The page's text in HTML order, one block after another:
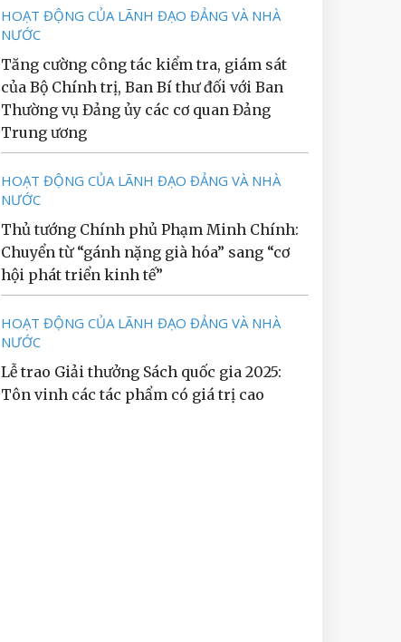
HOẠT ĐỘNG CỦA LÃNH ĐẠO ĐẢNG VÀ NHÀ
NƯỚC
Tăng cường công tác kiểm tra, giám sát
của Bộ Chính trị, Ban Bí thư đối với Ban
Thường vụ Đảng ủy các cơ quan Đảng
Trung ương
HOẠT ĐỘNG CỦA LÃNH ĐẠO ĐẢNG VÀ NHÀ
NƯỚC
Thủ tướng Chính phủ Phạm Minh Chính:
Chuyển từ “gánh nặng già hóa” sang “cơ
hội phát triển kinh tế”
HOẠT ĐỘNG CỦA LÃNH ĐẠO ĐẢNG VÀ NHÀ
NƯỚC
Lễ trao Giải thưởng Sách quốc gia 2025:
Tôn vinh các tác phẩm có giá trị cao